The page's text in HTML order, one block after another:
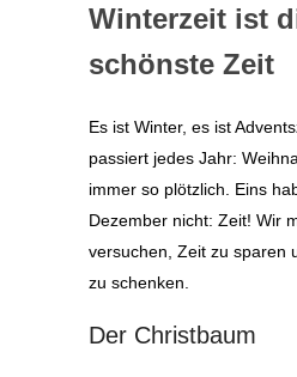
Winterzeit ist
schönste Zeit
Es ist Winter, es ist
passiert jedes Jahr:
immer so plötzlich. Eins
Dezember nicht: Zeit! Wir
versuchen, Zeit zu sparen
zu schenken.
Der Christbaum